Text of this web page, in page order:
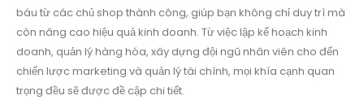
báu từ các chủ shop thành công, giúp bạn không chỉ duy trì mà
còn nâng cao hiệu quả kinh doanh. Từ việc lập kế hoạch kinh
doanh, quản lý hàng hóa, xây dựng đội ngũ nhân viên cho đến
chiến lược marketing và quản lý tài chính, mọi khía cạnh quan
trọng đều sẽ được đề cập chi tiết.